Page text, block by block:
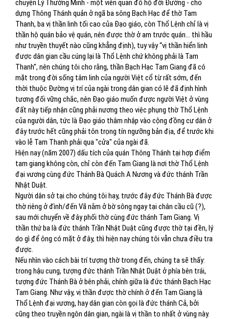
chuyện Lý Thường Minh - một viên quan đô hộ đời Đường - cho
dựng Thông Thánh quản ở ngã ba sông Bạch Hạc để thờ Tam
Thanh, ba vị thần linh tối cao của Đạo giáo, còn Thổ Lệnh chỉ là vị
thần hộ quán bảo vệ quán, nên được thờ ở am trước quán... thì hầu
như truyền thuyết nào cũng khẳng định), tuy vậy “vị thần hiển linh
được dân gian cầu cúng lại là Thổ Lệnh chứ không phải là Tam
Thanh", nên chúng tôi cho rằng, thần Bạch Hạc Tam Giang đã có
mặt trong đời sống tâm linh của người Việt cổ từ rất sớm, đến
thời thuộc Đường vị trí của ngài trong dân gian có lẽ đã định hình
tương đối vững chắc, nên Đạo giáo muốn được người Việt ở vùng
đất này tiếp nhận cũng phải nương theo việc phụng thờ Thổ Lệnh
của người dân, tức là Đạo giáo thâm nhập vào cộng đồng cư dân ở
đây trước hết cũng phải tôn trọng tín ngưỡng bản địa, để trước khi
vào lễ Tam Thanh phải qua "cửa" của ngài đã.
Hiện nay (năm 2007) dấu tích của quán Thông Thánh tại hợp điểm
tam giang không còn, chỉ còn đến Tam Giang là nơi thờ Thổ Lệnh
đại vương cùng đức Thánh Bà Quách A Nương và đức thánh Trần
Nhật Duật.
Người dân sở tại cho chúng tôi hay, trước đây đức Thánh Bà được
thờ riêng ở đình/đến Vã nằm ở bờ sông ngay tại chân cầu cũ (?),
sau mới chuyển về đây phối thờ cùng đức thánh Tam Giang. Vị
thần thứ ba là đức thánh Trần Nhật Duật cũng được thờ tại đền, lý
do gì để ông có mặt ở đây, thì hiện nay chúng tôi vẫn chưa điều tra
được.
Nếu nhìn vào cách bài trí tượng thờ trong đến, chúng ta sẽ thấy:
trong hậu cung, tượng đức thánh Trần Nhật Duật ở phía bên trái,
tượng đức Thánh Bà ở bên phải, chính giữa là đức thánh Bạch Hạc
Tam Giang. Như vậy, vị thần được thờ chính ở đến Tam Giang là
Thổ Lệnh đại vương, hay dân gian còn gọi là đức thánh Cả, bởi
cũng theo truyền ngôn dân gian, ngài là vị thần to nhất ở vùng này.